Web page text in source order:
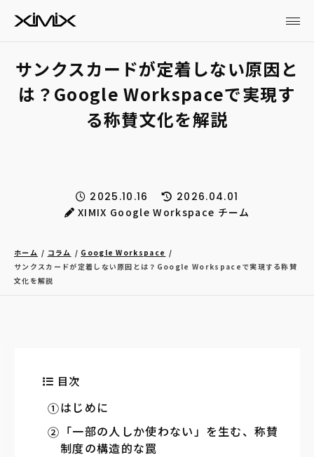
サンクスカードが定着しない原因と
は？Google Workspaceで実現す
る称賛文化を解説
2025.10.16
2026.04.01
XIMIX Google Workspace チーム
ホーム コラム
Google Workspace
サンクスカードが定着しない原因とは？Google Workspaceで実現する称賛
文化を解説
目次
はじめに
「一部の人しか使わない」を生む、称賛
制度の構造的な罠